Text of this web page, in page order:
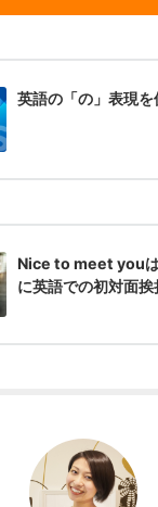
英語の「の」表現を
Nice to meet you
に英語での初対面挨